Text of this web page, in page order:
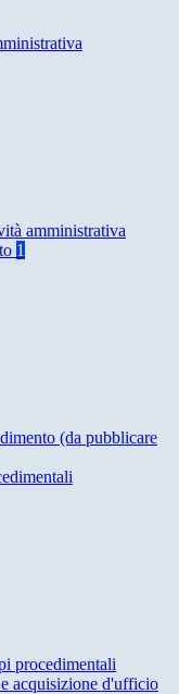
amministrativa
1
(da pubblicare
procedimentali
acquisizione d'ufficio